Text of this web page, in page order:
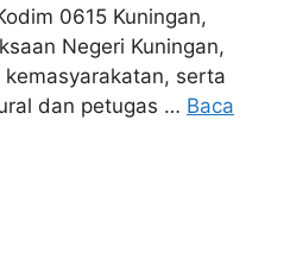
0615 Kuningan,
Negeri Kuningan,
serta
dan petugas … Baca